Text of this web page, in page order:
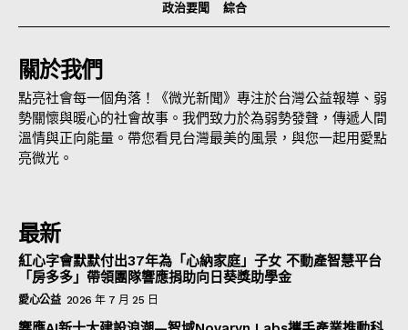
政治要聞
綜合
關於我們
點亮社會每一個角落！《微光新聞》專注於台灣公益報導、弱
勢關懷與暖心的社會故事。我們致力於為弱勢發聲，傳遞人間
溫情與正向能量。帶您看見台灣最美的風景，與您一起用愛點
亮微光。
最新
紅心字會默默付出37年為「心納家庭」子女 不動產智慧平台
「房多多」帶領團隊響應捐助向日葵獎助學金
愛心公益 2026 年 7 月 25 日